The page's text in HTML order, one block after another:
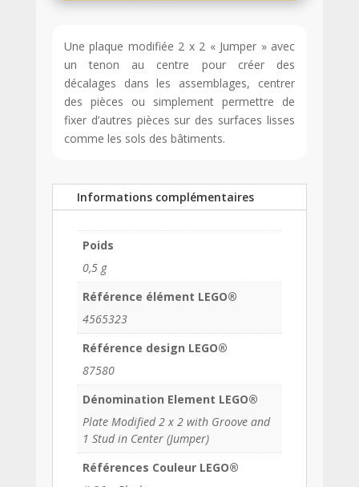
Une plaque modifiée 2 x 2 « Jumper » avec
un tenon au centre pour créer des
décalages dans les assemblages, centrer
des pièces ou simplement permettre de
fixer d’autres pièces sur des surfaces lisses
comme les sols des bâtiments.
Informations complémentaires
Poids
0,5 g
Référence élément LEGO®
4565323
Référence design LEGO®
87580
Dénomination Element LEGO®
Plate Modified 2 x 2 with Groove and
1 Stud in Center (Jumper)
Références Couleur LEGO®